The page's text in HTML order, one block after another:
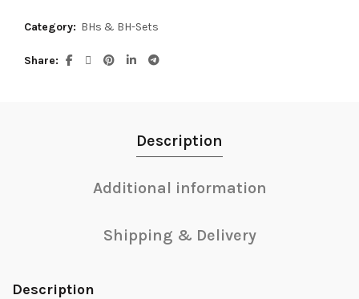
Category: BHs & BH-Sets
Share
Description
Additional information
Shipping & Delivery
Description